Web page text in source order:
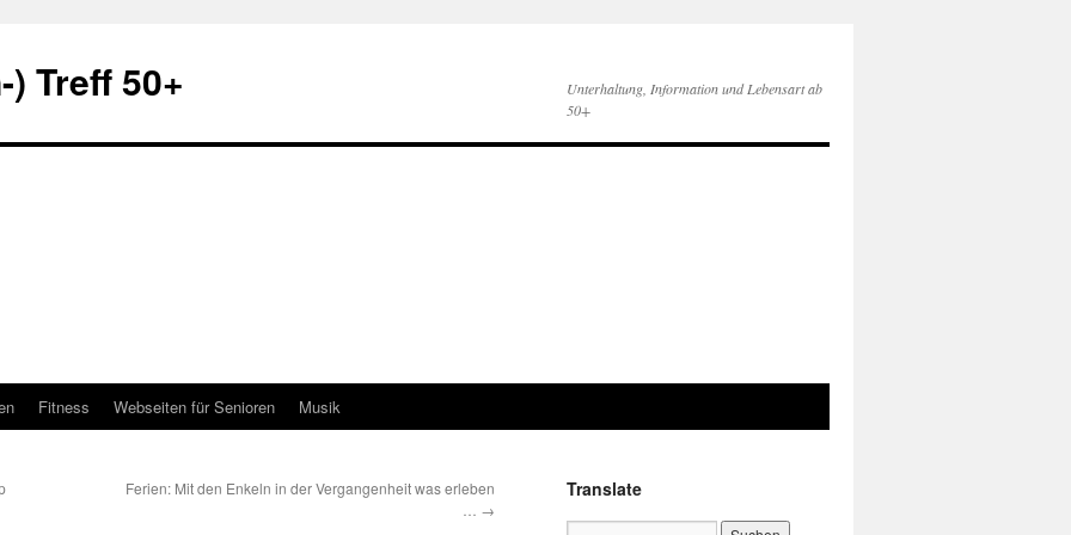
Treff 50+
Unterhaltung, Information und Lebensart ab
50+
Fitness Webseiten für Senioren Musik
Ferien: Mit den Enkeln in der Vergangenheit was erleben
→
Translate